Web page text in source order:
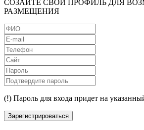
СОЗАЙТЕ СВОЙ ПРОФИЛЬ ДЛЯ
РАЗМЕЩЕНИЯ
(!) Пароль для входа придет на
Зарегистрироваться